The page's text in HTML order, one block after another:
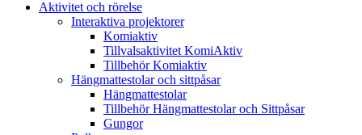
Aktivitet och rörelse
Interaktiva projektorer
Komiaktiv
Tillvalsaktivitet KomiAktiv
Tillbehör Komiaktiv
Hängmattestolar och sittpåsar
Hängmattestolar
Tillbehör Hängmattestolar och Sittpåsar
Gungor